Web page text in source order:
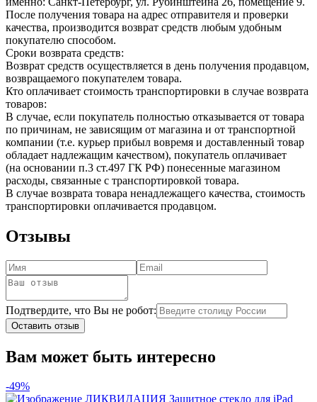
После получения товара на адрес отправителя и проверки
качества, производится возврат средств любым удобным
покупателю способом.
Сроки возврата средств:
Возврат средств осуществляется в день получения продавцом,
возвращаемого покупателем товара.
Кто оплачивает стоимость транспортировки в случае возврата
товаров:
В случае, если покупатель полностью отказывается от товара
по причинам, не зависящим от магазина и от транспортной
компании (т.е. курьер прибыл вовремя и доставленный товар
обладает надлежащим качеством), покупатель оплачивает
(на основании п.3 ст.497 ГК РФ) понесенные магазином
расходы, связанные с транспортировкой товара.
В случае возврата товара ненадлежащего качества, стоимость
транспортировки оплачивается продавцом.
Отзывы
Подтвердите, что Вы не робот:
Оставить отзыв
Вам может быть интересно
-49%